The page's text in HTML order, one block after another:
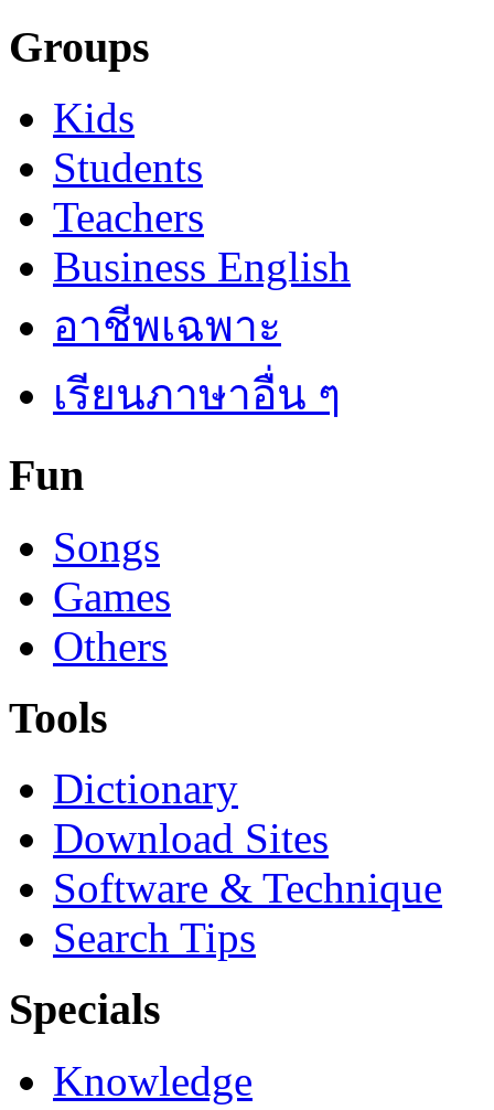
Groups
Kids
Students
Teachers
Business English
อาชีพเฉพาะ
เรียนภาษาอื่น ๆ
Fun
Songs
Games
Others
Tools
Dictionary
Download Sites
Software & Technique
Search Tips
Specials
Knowledge